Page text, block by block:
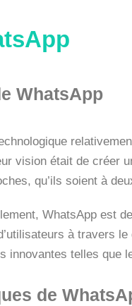
WhatsApp
vision était de
qu’ils soient à
WhatsApp est
à travers
innovantes telles que
de